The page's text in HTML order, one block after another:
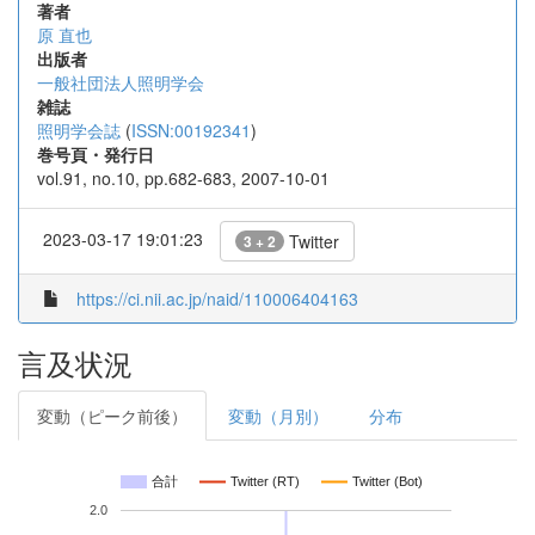
著者
原 直也
出版者
一般社団法人照明学会
雑誌
照明学会誌 (ISSN:00192341)
巻号頁・発行日
vol.91, no.10, pp.682-683, 2007-10-01
2023-03-17 19:01:23 3 + 2 Twitter
https://ci.nii.ac.jp/naid/110006404163
言及状況
変動（ピーク前後） 変動（月別） 分布
合計 Twitter (RT)
Twitter (Bot)
2.0